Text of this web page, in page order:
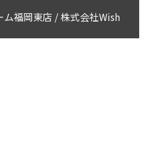
福岡東店 / 株式会社Wish